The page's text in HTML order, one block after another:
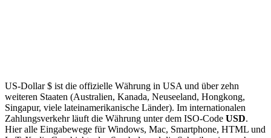
US-Dollar $ ist die offizielle Währung in USA und über zehn
weiteren Staaten (Australien, Kanada, Neuseeland, Hongkong,
Singapur, viele lateinamerikanische Länder). Im internationalen
Zahlungsverkehr läuft die Währung unter dem ISO-Code USD.
Hier alle Eingabewege für Windows, Mac, Smartphone, HTML und